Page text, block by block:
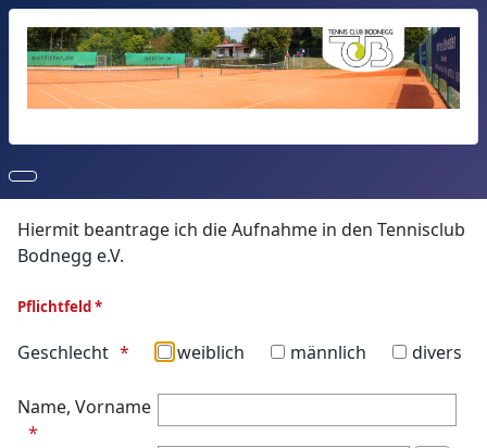
Hiermit beantrage ich die Aufnahme in den Tennisclub
Bodnegg e.V.
Pflichtfeld *
Geschlecht weiblich männlich divers
Name, Vorname